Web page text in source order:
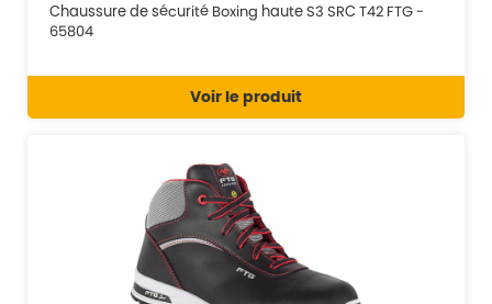
Chaussure de sécurité Boxing haute S3 SRC T42 FTG -
65804
Voir le produit